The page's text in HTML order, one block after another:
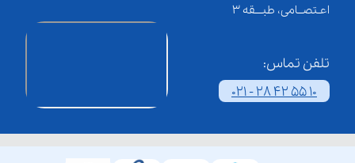
اعـتصــامی، طبـــقه 3
تلفن تماس:
021 - 28 42 55 10